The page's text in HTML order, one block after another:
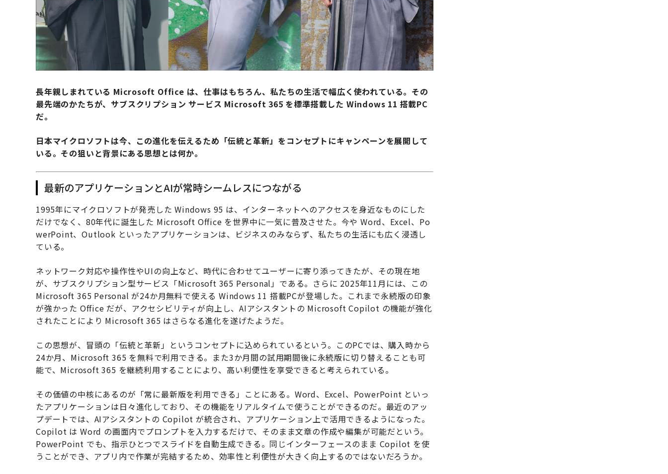
長年親しまれている Microsoft Office は、仕事はもちろん、私たちの生活で幅広く使われている。その
最先端のかたちが、サブスクリプション サービス Microsoft 365 を標準搭載した Windows 11 搭載PC
だ。
日本マイクロソフトは今、この進化を伝えるため「伝統と革新」をコンセプトにキャンペーンを展開して
いる。その狙いと背景にある思想とは何か。
最新のアプリケーションとAIが常時シームレスにつながる
1995年にマイクロソフトが発売した Windows 95 は、インターネットへのアクセスを身近なものにした
だけでなく、80年代に誕生した Microsoft Office を世界中に一気に普及させた。今や Word、Excel、Po
werPoint、Outlook といったアプリケーションは、ビジネスのみならず、私たちの生活にも広く浸透し
ている。
ネットワーク対応や操作性やUIの向上など、時代に合わせてユーザーに寄り添ってきたが、その現在地
が、サブスクリプション型サービス「Microsoft 365 Personal」である。さらに 2025年11月には、この
Microsoft 365 Personal が24か月無料で使える Windows 11 搭載PCが登場した。これまで永続版の印象
が強かった Office だが、アクセシビリティが向上し、AIアシスタントの Microsoft Copilot の機能が強化
されたことにより Microsoft 365 はさらなる進化を遂げたようだ。
この思想が、冒頭の「伝統と革新」というコンセプトに込められているという。このPCでは、購入時から
24か月、Microsoft 365 を無料で利用できる。また3か月間の試用期間後に永続版に切り替えることも可
能で、Microsoft 365 を継続利用することにより、高い利便性を享受できると考えられている。
その価値の中核にあるのが「常に最新版を利用できる」ことにある。Word、Excel、PowerPoint といっ
たアプリケーションは日々進化しており、その機能をリアルタイムで使うことができるのだ。最近のアッ
プデートでは、AIアシスタントの Copilot が統合され、アプリケーション上で活用できるようになった。
Copilot は Word の画面内でプロンプトを入力するだけで、そのまま文章の作成や編集が可能だという。
PowerPoint でも、指示ひとつでスライドを自動生成できる。同じインターフェースのまま Copilot を使
うことができ、アプリ内で作業が完結するため、効率性と利便性が大きく向上するのではないだろうか。